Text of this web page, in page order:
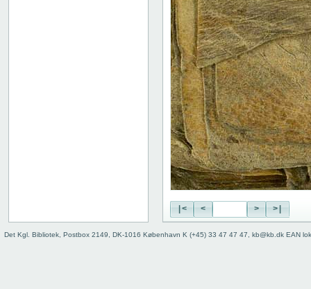
|< < > >|
Det Kgl. Bibliotek, Postbox 2149, DK-1016 København K (+45) 33 47 47 47, kb@kb.dk EAN